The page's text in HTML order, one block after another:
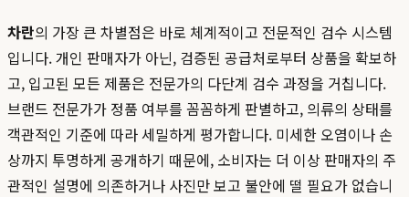
차란의 가장 큰 차별점은 바로 체계적이고 전문적인 검수 시스템
입니다. 개인 판매자가 아닌, 검증된 공급처로부터 상품을 확보하
고, 입고된 모든 제품은 전문가의 다단계 검수 과정을 거칩니다.
브랜드 전문가가 정품 여부를 꼼꼼하게 판별하고, 의류의 상태를
객관적인 기준에 따라 세밀하게 평가합니다. 미세한 오염이나 손
상까지 투명하게 공개하기 때문에, 소비자는 더 이상 판매자의 주
관적인 설명에 의존하거나 사진만 보고 불안에 떨 필요가 없습니